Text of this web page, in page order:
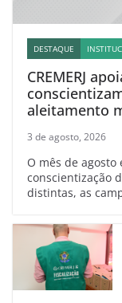
DESTAQUE
CREMERJ
aleitamento
3 de agosto, 2026
O mês de
conscientização
distintas, as